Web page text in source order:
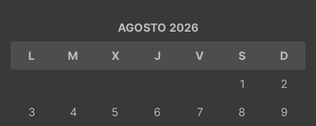
AGOSTO 2026
L
M X J V S
D
1
2
3
4 5 6 7 8
9